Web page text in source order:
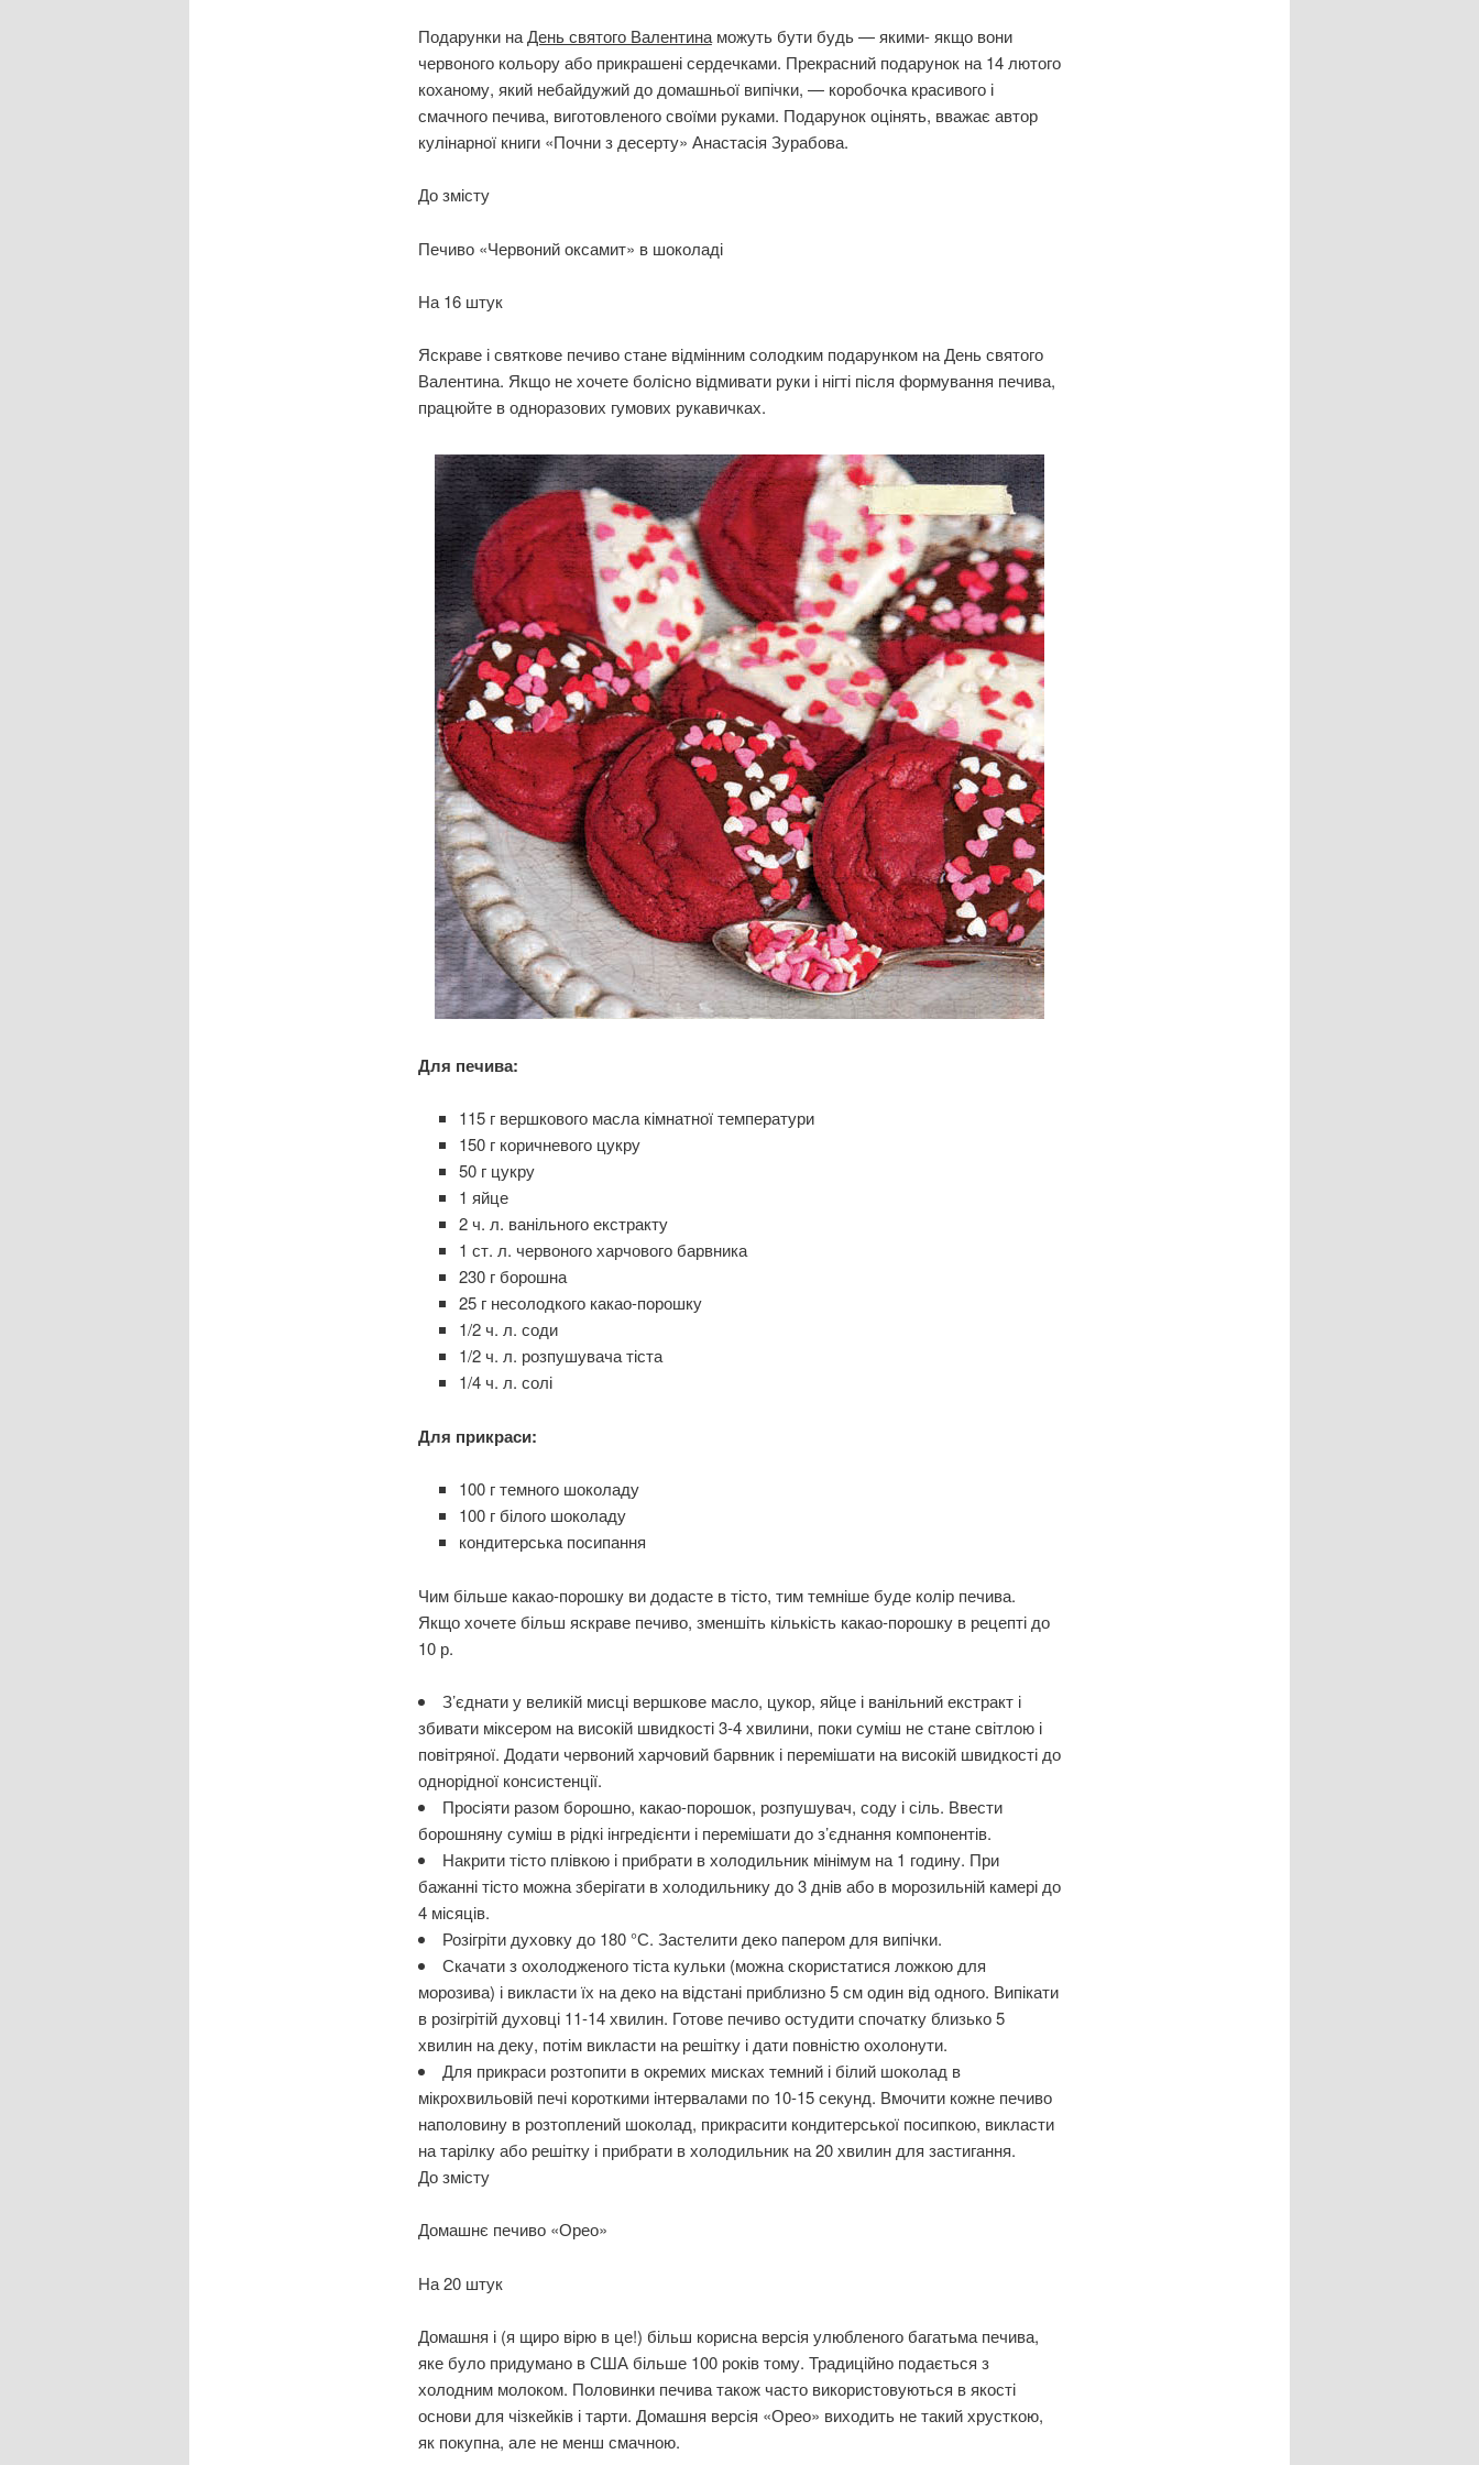
Подарунки наДень святого Валентинаможуть бути будь — якими- якщо вони
червоного кольору або прикрашені сердечками. Прекрасний подарунок на 14 лютого
коханому, який небайдужий до домашньої випічки, — коробочка красивого і
смачного печива, виготовленого своїми руками. Подарунок оцінять, вважає автор
кулінарної книги «Почни з десерту» Анастасія Зурабова.
До змісту
Печиво «Червоний оксамит» в шоколаді
На 16 штук
Яскраве і святкове печиво стане відмінним солодким подарунком на День святого
Валентина. Якщо не хочете болісно відмивати руки і нігті після формування печива,
працюйте в одноразових гумових рукавичках.
Для печива:
115 г вершкового масла кімнатної температури
150 г коричневого цукру
50 г цукру
1 яйце
2 ч. л. ванільного екстракту
1 ст. л. червоного харчового барвника
230 г борошна
25 г несолодкого какао-порошку
1/2 ч. л. соди
1/2 ч. л. розпушувача тіста
1/4 ч. л. солі
Для прикраси:
100 г темного шоколаду
100 г білого шоколаду
кондитерська посипання
Чим більше какао-порошку ви додасте в тісто, тим темніше буде колір печива.
Якщо хочете більш яскраве печиво, зменшіть кількість какао-порошку в рецепті до
10 р.
З’єднати у великій мисці вершкове масло, цукор, яйце і ванільний екстракт і
збивати міксером на високій швидкості 3-4 хвилини, поки суміш не стане світлою і
повітряної. Додати червоний харчовий барвник і перемішати на високій швидкості до
однорідної консистенції.
Просіяти разом борошно, какао-порошок, розпушувач, соду і сіль. Ввести
борошняну суміш в рідкі інгредієнти і перемішати до з’єднання компонентів.
Накрити тісто плівкою і прибрати в холодильник мінімум на 1 годину. При
бажанні тісто можна зберігати в холодильнику до 3 днів або в морозильній камері до
4 місяців.
Розігріти духовку до 180 °С. Застелити деко папером для випічки.
Скачати з охолодженого тіста кульки (можна скористатися ложкою для
морозива) і викласти їх на деко на відстані приблизно 5 см один від одного. Випікати
в розігрітій духовці 11-14 хвилин. Готове печиво остудити спочатку близько 5
хвилин на деку, потім викласти на решітку і дати повністю охолонути.
Для прикраси розтопити в окремих мисках темний і білий шоколад в
мікрохвильовій печі короткими інтервалами по 10-15 секунд. Вмочити кожне печиво
наполовину в розтоплений шоколад, прикрасити кондитерської посипкою, викласти
на тарілку або решітку і прибрати в холодильник на 20 хвилин для застигання.
До змісту
Домашнє печиво «Орео»
На 20 штук
Домашня і (я щиро вірю в це!) більш корисна версія улюбленого багатьма печива,
яке було придумано в США більше 100 років тому. Традиційно подається з
холодним молоком. Половинки печива також часто використовуються в якості
основи для чізкейків і тарти. Домашня версія «Орео» виходить не такий хрусткою,
як покупна, але не менш смачною.